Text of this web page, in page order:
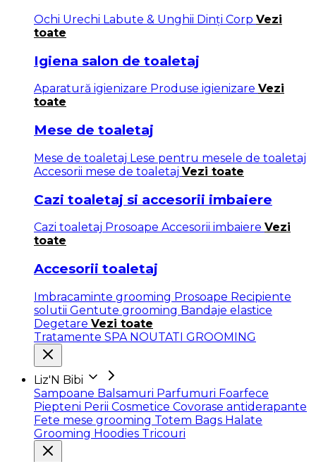
Ochi Urechi Labute & Unghii Dinți Corp Vezi
toate
Igiena salon de toaletaj
Aparatură igienizare Produse igienizare Vezi
toate
Mese de toaletaj
Mese de toaletaj Lese pentru mesele de toaletaj
Accesorii mese de toaletaj Vezi toate
Cazi toaletaj si accesorii imbaiere
Cazi toaletaj Prosoape Accesorii imbaiere Vezi
toate
Accesorii toaletaj
Imbracaminte grooming Prosoape Recipiente
solutii Gentute grooming Bandaje elastice
Degetare Vezi toate
Tratamente SPA NOUTATI GROOMING
Liz'N Bibi
Sampoane Balsamuri Parfumuri Foarfece
Piepteni Perii Cosmetice Covorase antiderapante
Fete mese grooming Totem Bags Halate
Grooming Hoodies Tricouri